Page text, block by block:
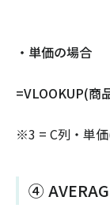
・単価の場合
=VLOOKUP(商
※3 = C列・単
④